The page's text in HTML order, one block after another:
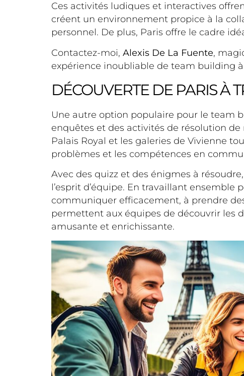
Ces activités ludiques et interactives
créent un environnement propice à la
personnel. De plus, Paris offre le cadre
Contactez-moi, Alexis De La Fuente,
expérience inoubliable de team building à
DÉCOUVERTE DE PARIS À
Une autre option populaire pour le team
enquêtes et des activités de résolution
Palais Royal et les galeries de Vivienne
problèmes et les compétences en
Avec des quizz et des énigmes à
l’esprit d’équipe. En travaillant
communiquer efficacement, à prendre
permettent aux équipes de découvrir les
amusante et enrichissante.